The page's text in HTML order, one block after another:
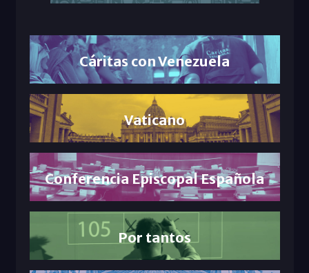
Cáritas con Venezuela
Vaticano
Conferencia Episcopal Española
Por tantos